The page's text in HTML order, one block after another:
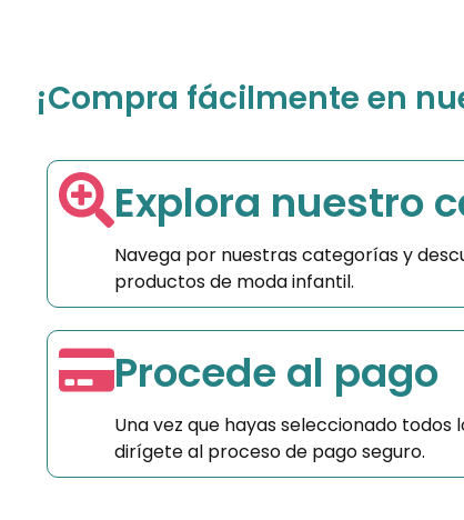
¡Compra fácilmente en
Explora nuestro
Navega por nuestras categorías y
productos de moda infantil.
Procede al pago
Una vez que hayas seleccionado todos
dirígete al proceso de pago seguro.